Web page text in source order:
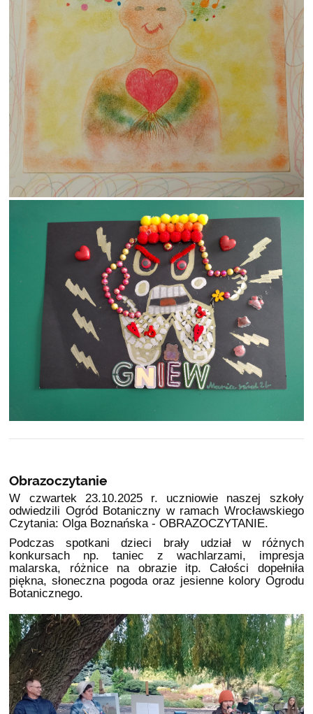
Obrazoczytanie
W czwartek 23.10.2025 r. uczniowie naszej szkoły
odwiedzili Ogród Botaniczny w ramach Wrocławskiego
Czytania: Olga Boznańska - OBRAZOCZYTANIE.
Podczas spotkani dzieci brały udział w różnych
konkursach np. taniec z wachlarzami, impresja
malarska, różnice na obrazie itp. Całości dopełniła
piękna, słoneczna pogoda oraz jesienne kolory Ogrodu
Botanicznego.